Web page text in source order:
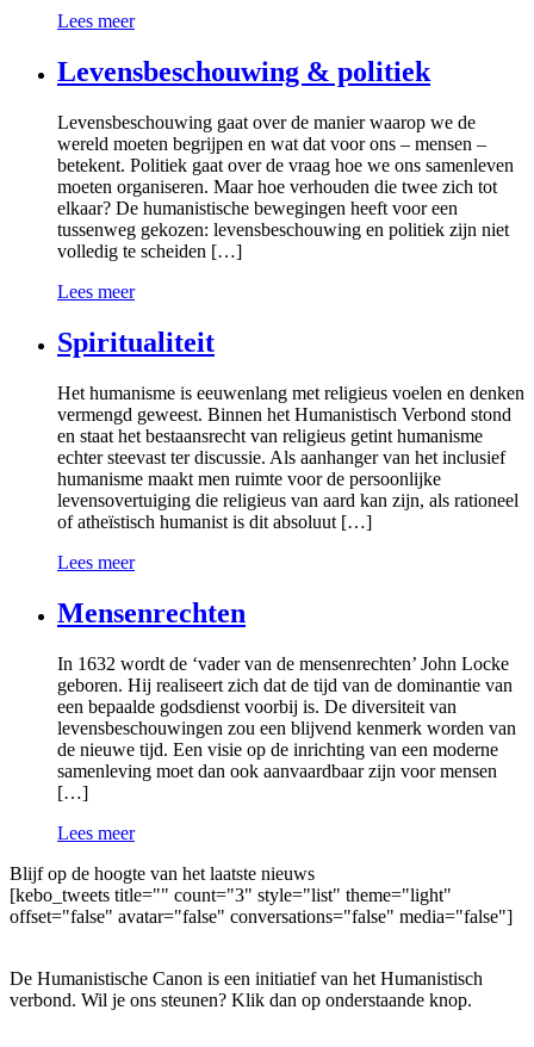
Lees meer
Levensbeschouwing & politiek
Levensbeschouwing gaat over de manier waarop we de
wereld moeten begrijpen en wat dat voor ons – mensen –
betekent. Politiek gaat over de vraag hoe we ons samenleven
moeten organiseren. Maar hoe verhouden die twee zich tot
elkaar? De humanistische bewegingen heeft voor een
tussenweg gekozen: levensbeschouwing en politiek zijn niet
volledig te scheiden […]
Lees meer
Spiritualiteit
Het humanisme is eeuwenlang met religieus voelen en denken
vermengd geweest. Binnen het Humanistisch Verbond stond
en staat het bestaansrecht van religieus getint humanisme
echter steevast ter discussie. Als aanhanger van het inclusief
humanisme maakt men ruimte voor de persoonlijke
levensovertuiging die religieus van aard kan zijn, als rationeel
of atheïstisch humanist is dit absoluut […]
Lees meer
Mensenrechten
In 1632 wordt de ‘vader van de mensenrechten’ John Locke
geboren. Hij realiseert zich dat de tijd van de dominantie van
een bepaalde godsdienst voorbij is. De diversiteit van
levensbeschouwingen zou een blijvend kenmerk worden van
de nieuwe tijd. Een visie op de inrichting van een moderne
samenleving moet dan ook aanvaardbaar zijn voor mensen
[…]
Lees meer
Blijf op de hoogte van het laatste nieuws
[kebo_tweets title="" count="3" style="list" theme="light"
offset="false" avatar="false" conversations="false" media="false"]
De Humanistische Canon is een initiatief van het Humanistisch
verbond. Wil je ons steunen? Klik dan op onderstaande knop.